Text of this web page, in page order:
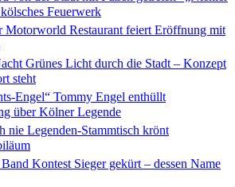
Feuerwerk
Motorworld Restaurant feiert Eröffnung mit
Grünes Licht durch die Stadt – Konzept
steht
Engel“ Tommy Engel enthüllt
über Kölner Legende
nie Legenden-Stammtisch krönt
Kontest Sieger gekürt – dessen Name